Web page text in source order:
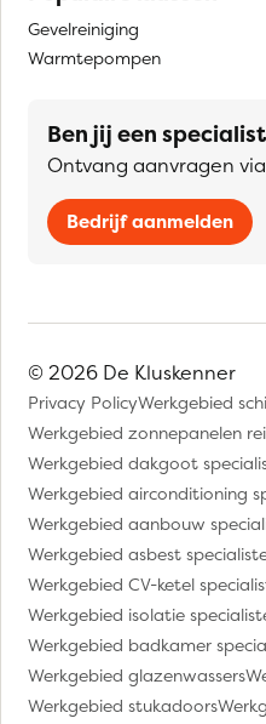
Gevelreiniging
Warmtepompen
Ben jij een
Ontvang aanvragen
Bedrijf aanmelden
© 2026 De Kluskenner
Privacy PolicyWerkgebied
Werkgebied zonnepanelen
Werkgebied dakgoot
Werkgebied airconditioning
Werkgebied aanbouw
Werkgebied asbest
Werkgebied CV-ketel
Werkgebied isolatie
Werkgebied badkamer
Werkgebied glazenwassers
Werkgebied stukadoors